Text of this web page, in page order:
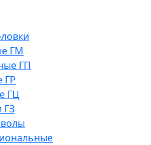
ГМ
ГП
ГР
ГЦ
ГЗ